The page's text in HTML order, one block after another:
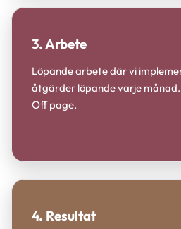
3. Arbete
Löpande arbete där vi
åtgärder löpande varje
Off page.
4. Resultat